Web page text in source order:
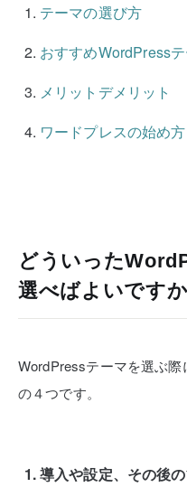
テーマの選び方
おすすめWordPress
メリットデメリット
ワードプレスの始め方
どういった
選べばよいですか
WordPressテーマを選ぶ
の４つです。
導入や設定、その後